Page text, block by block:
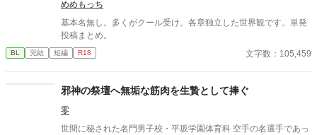
めめもっち
基本名無し。多くがクール受け。各章独立した世界観です。単発
投稿まとめ。
BL 完結 短編 R18 文字数：105,459
邪神の祭壇へ無垢な筋肉を生贄として捧ぐ
零
世間に秘された名門男子校・平坂学園体育科 空手の名選手であっ